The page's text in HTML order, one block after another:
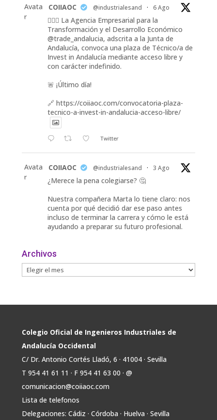
Avata
r
COIIAOC @industrialesand · 6 Ago
👷🏽‍♀️ La Agencia Empresarial para la
Transformación y el Desarrollo Económico
@trade_andalucia, adscrita a la Junta de
Andalucía, convoca una plaza de Técnico/a de
Invest in Andalucía mediante acceso libre y
con carácter indefinido.
🚨 ¡Último día!
🔗 https://coiiaoc.com/convocatoria-plaza-
tecnico-a-invest-in-andalucia-acceso-libre/
Twitter
Avata
r
COIIAOC @industrialesand · 3 Ago
¿Merece la pena colegiarse? 🤔
Nuestra compañera Marta lo tiene claro: nos
cuenta por qué decidió dar ese paso antes
incluso de terminar la carrera y cómo le está
ayudando a preparar su futuro profesional.
🤝 Contacto con profesionales y empresas.
💼
r
🏎️ Fórmula Gades, la escudería de la
@univcadiz, presenta el G26, un monoplaza
más ligero, sostenible y adaptado a la nueva
normativa de Formula Student 30 julio 2026.
En la presentación, que tuvo lugar este
miércoles, estuvieron presentes María Luisa
Bea, Presidenta delegada
Archivos
Colegio Oficial de Ingenieros Industriales de
Andalucía Occidental
C/ Dr. Antonio Cortés Lladó, 6 · 41004 · Sevilla
T 954 41 61 11 · F 954 41 63 00 · @
comunicacion@coiiaoc.com
Lista de telefonos
Delegaciones: Cádiz · Córdoba · Huelva · Sevilla